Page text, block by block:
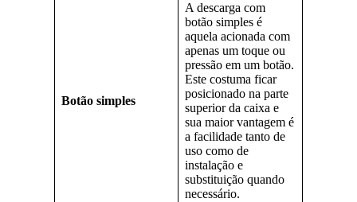
Botão simples
A descarga com
botão simples é
aquela acionada com
apenas um toque ou
pressão em um botão.
Este costuma ficar
posicionado na parte
superior da caixa e
sua maior vantagem é
a facilidade tanto de
uso como de
instalação e
substituição quando
necessário.